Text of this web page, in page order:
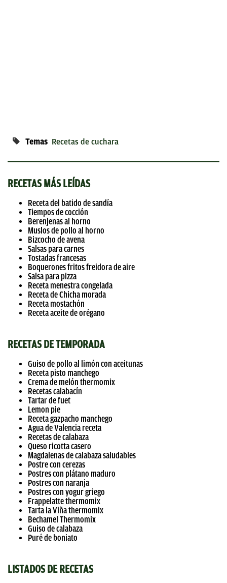
Temas Recetas de cuchara
RECETAS MÁS LEÍDAS
Receta del batido de sandía
Tiempos de cocción
Berenjenas al horno
Muslos de pollo al horno
Bizcocho de avena
Salsas para carnes
Tostadas francesas
Boquerones fritos freidora de aire
Salsa para pizza
Receta menestra congelada
Receta de Chicha morada
Receta mostachón
Receta aceite de orégano
RECETAS DE TEMPORADA
Guiso de pollo al limón con aceitunas
Receta pisto manchego
Crema de melón thermomix
Recetas calabacín
Tartar de fuet
Lemon pie
Receta gazpacho manchego
Agua de Valencia receta
Recetas de calabaza
Queso ricotta casero
Magdalenas de calabaza saludables
Postre con cerezas
Postres con plátano maduro
Postres con naranja
Postres con yogur griego
Frappelatte thermomix
Tarta la Viña thermomix
Bechamel Thermomix
Guiso de calabaza
Puré de boniato
LISTADOS DE RECETAS